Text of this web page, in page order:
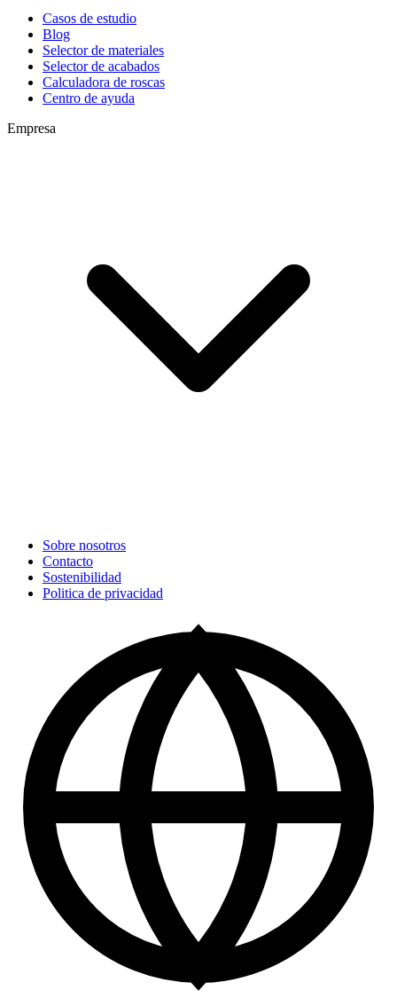
Casos de estudio
Blog
Selector de materiales
Selector de acabados
Calculadora de roscas
Centro de ayuda
Empresa
Sobre nosotros
Contacto
Sostenibilidad
Politica de privacidad